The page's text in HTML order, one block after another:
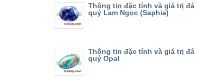
Thông tin đặc tính và giá trị đá
quý Lam Ngọc (Saphia)
Thông tin đặc tính và giá trị đá
quý Opal